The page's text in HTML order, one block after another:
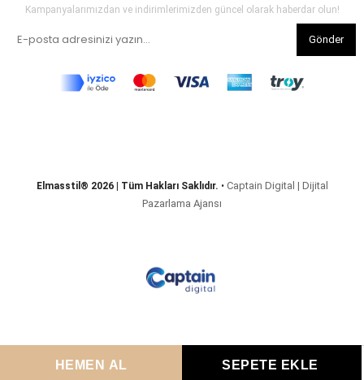
Kampanyalarımızdan ve indirimlerimizden güncel olarak haberdar olun!
Gönder
Elmasstil® 2026 | Tüm Hakları Saklıdır. • Captain Digital | Dijital
Pazarlama Ajansı